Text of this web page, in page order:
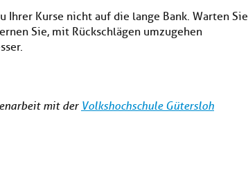
Kurse nicht auf die lange Bank. Warten Sie
Sie, mit Rückschlägen umzugehen
mit der Volkshochschule Gütersloh